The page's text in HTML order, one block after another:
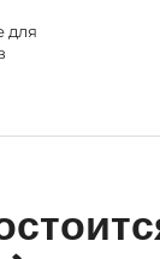
для